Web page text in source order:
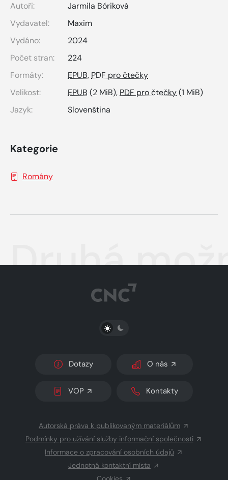
Autoři:
Jarmila Bóriková
Vydavatel:
Maxim
Vydáno:
2024
Počet stran:
224
Formáty:
EPUB, PDF pro čtečky
Velikost:
EPUB (2 MiB), PDF pro čtečky(1 MiB)
Jazyk:
Slovenština
Kategorie
Romány
Druhá
PŘEPNOUT SVĚTLÝ/TMAVÝ REŽIM
Dotazy O nás
VOP Kontakty
Autorská práva k publikovaným materiálům
Podmínky pro užívání služby informační společnosti
Informace o zpracování osobních údajů
Jednotná kontaktní místa